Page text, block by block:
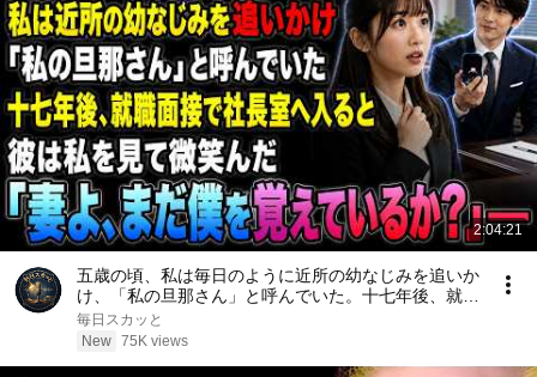
2:04:21
五歳の頃、私は毎日のように近所の幼なじみを追いか
け、「私の旦那さん」と呼んでいた。十七年後、就職
面接で社長室へ入ると、彼は私を見て微笑んだ。「妻
よ、まだ僕を覚えているか？」――
毎日スカッと
New 75K views